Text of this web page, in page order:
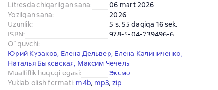
Litresda chiqarilgan sana:
06 mart 2026
Yozilgan sana:
2026
Uzunlik:
5 s. 55 daqiqa 16 sek.
ISBN:
978-5-04-239496-6
O`quvchi:
Юрий Кузаков, Елена Дельвер, Елена Калиниченко,
Наталья Быковская, Максим Чечель
Mualliflik huquqi egasi:
Эксмо
Yuklab olish formati: m4b, mp3, zip